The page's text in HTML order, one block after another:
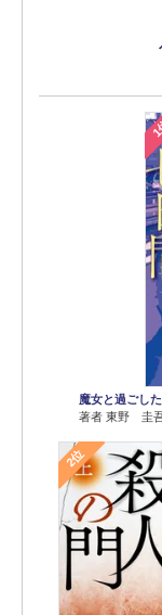
1
魔女と過ごし
著者 東野 圭
2位